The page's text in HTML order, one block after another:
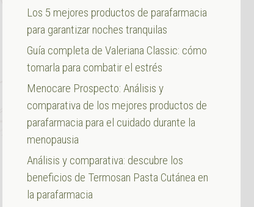
Los 5 mejores productos de parafarmacia
para garantizar noches tranquilas
Guía completa de Valeriana Classic: cómo
tomarla para combatir el estrés
Menocare Prospecto: Análisis y
comparativa de los mejores productos de
parafarmacia para el cuidado durante la
menopausia
Análisis y comparativa: descubre los
beneficios de Termosan Pasta Cutánea en
la parafarmacia